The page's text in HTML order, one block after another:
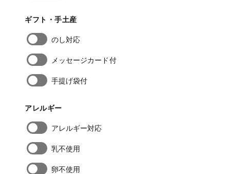
ギフト・手土産
のし対応
メッセージカード付
手提げ袋付
アレルギー
アレルギー対応
乳不使用
卵不使用